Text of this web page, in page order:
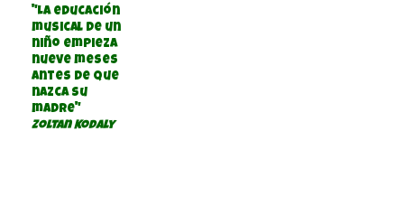
"La educación
musical de un
niño empieza
nueve meses
antes de que
nazca su
madre"
Zoltan Kodaly